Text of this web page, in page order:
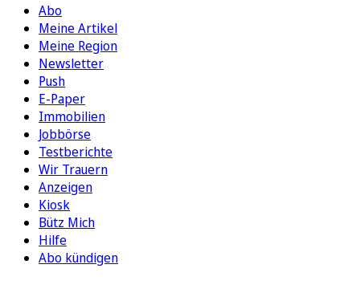
Abo
Meine Artikel
Meine Region
Newsletter
Push
E-Paper
Immobilien
Jobbörse
Testberichte
Wir Trauern
Anzeigen
Kiosk
Bütz Mich
Hilfe
Abo kündigen